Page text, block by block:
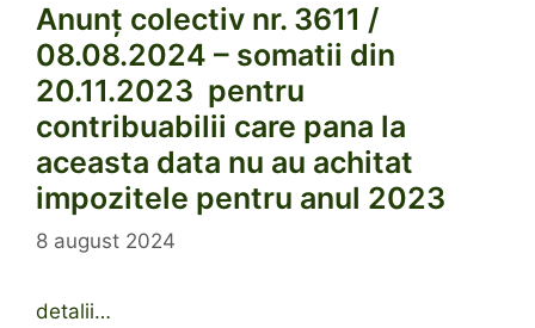
Anunț colectiv nr. 3611 /
08.08.2024 – somatii din
20.11.2023 pentru
contribuabilii care pana la
aceasta data nu au achitat
impozitele pentru anul 2023
8 august 2024
detalii…